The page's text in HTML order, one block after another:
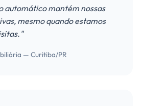
automático mantém nossas
mesmo quando estamos
— Curitiba/PR